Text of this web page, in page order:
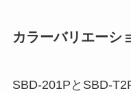
カラーバリエーシ
SBD-201PとSBD-